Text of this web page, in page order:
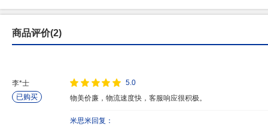
商品评价(2)
李*士
已购买
5.0
物美价廉，物流速度快，客服响应很积极。
米思米回复：